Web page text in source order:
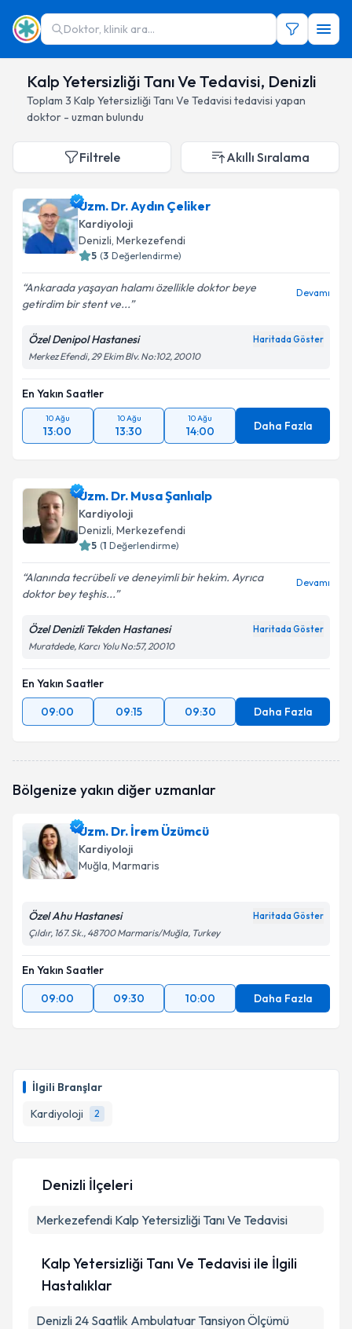
Doktor, klinik ara...
Kalp Yetersizliği Tanı Ve Tedavisi, Denizli
Toplam 3 Kalp Yetersizliği Tanı Ve Tedavisi tedavisi yapan
doktor - uzman bulundu
İlgili Branşlar
Kardiyoloji
2
Filtrele Akıllı Sıralama
Uzm. Dr. Aydın Çeliker
Kardiyoloji
Denizli, Merkezefendi
5 (3 Değerlendirme)
Ankarada yaşayan halamı özellikle doktor beye
getirdim bir stent ve...
Devamı
Özel Denipol Hastanesi Haritada Göster
Merkez Efendi, 29 Ekim Blv. No:102, 20010
En Yakın Saatler
10 Ağu
13:00
10 Ağu
13:30
10 Ağu
14:00 Daha Fazla
Uzm. Dr. Musa Şanlıalp
Kardiyoloji
Denizli, Merkezefendi
5 (1 Değerlendirme)
Alanında tecrübeli ve deneyimli bir hekim. Ayrıca
doktor bey teşhis...
Devamı
Özel Denizli Tekden Hastanesi Haritada Göster
Muratdede, Karcı Yolu No:57, 20010
En Yakın Saatler
09:00
09:15 09:30 Daha Fazla
Bölgenize yakın diğer uzmanlar
Uzm. Dr. İrem Üzümcü
Kardiyoloji
Muğla, Marmaris
Özel Ahu Hastanesi Haritada Göster
Çıldır, 167. Sk., 48700 Marmaris/Muğla, Turkey
En Yakın Saatler
09:00
09:30 10:00 Daha Fazla
Denizli İlçeleri
Merkezefendi Kalp Yetersizliği Tanı Ve Tedavisi
Kalp Yetersizliği Tanı Ve Tedavisi ile İlgili
Hastalıklar
Denizli 24 Saatlik Ambulatuar Tansiyon Ölçümü